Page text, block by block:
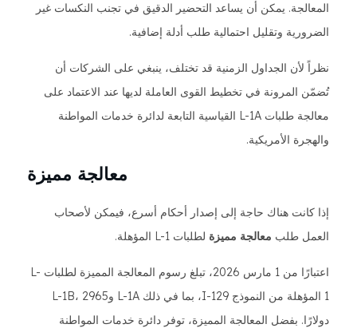
المعالجة. يمكن أن يساعد التحضير الدقيق في تجنب النكسات غير
الضرورية وتقليل احتمالية طلب أدلة إضافية.
نظراً لأن الجداول الزمنية قد تختلف، ينبغي على الشركات أن
تُضمّن المرونة في تخطيط القوى العاملة لديها عند الاعتماد على
معالجة طلبات L-1A القياسية التابعة لدائرة خدمات المواطنة
والهجرة الأمريكية.
معالجة مميزة
إذا كانت هناك حاجة إلى إصدار أحكام أسرع، فيمكن لأصحاب
العمل طلب معالجة مميزة لطلبات L-1 المؤهلة.
اعتبارًا من 1 مارس 2026، تبلغ رسوم المعالجة المميزة لطلبات L-
1 المؤهلة من النموذج I-129، بما في ذلك L-1A وL-1B، 2965
دولارًا. بفضل المعالجة المميزة، توفر دائرة خدمات المواطنة